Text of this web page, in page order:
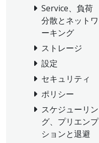
Service、負荷
分散とネットワ
ーキング
ストレージ
設定
セキュリティ
ポリシー
スケジューリン
グ、プリエンプ
ションと退避